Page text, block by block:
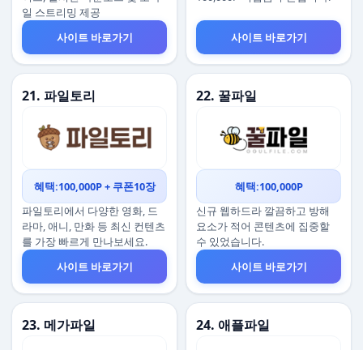
일 스트리밍 제공
사이트 바로가기
사이트 바로가기
21. 파일토리
혜택:100,000P + 쿠폰10장
파일토리에서 다양한 영화, 드
라마, 애니, 만화 등 최신 컨텐츠
를 가장 빠르게 만나보세요.
사이트 바로가기
22. 꿀파일
혜택:100,000P
신규 웹하드라 깔끔하고 방해
요소가 적어 콘텐츠에 집중할
수 있었습니다.
사이트 바로가기
23. 메가파일 24. 애플파일